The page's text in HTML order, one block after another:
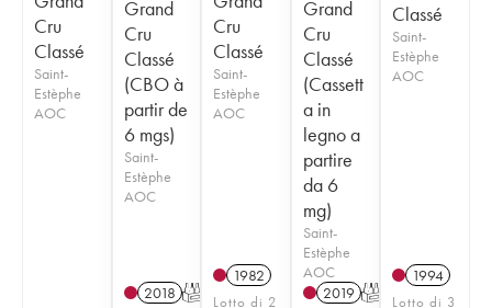
Cru
Classé
Saint-
Estèphe
AOC
Grand
Cru
Classé
(CBO à
partir de
6 mgs)
Saint-
Estèphe
AOC
2018 T
Cru
Classé
Saint-
Estèphe
AOC
1982
Lotto di 2
Grand
Cru
Classé
(Cassett
a in
legno a
partire
da 6
mg)
Saint-
Estèphe
AOC
2019 T
Classé
Saint-
Estèphe
AOC
1994
Lotto di 3